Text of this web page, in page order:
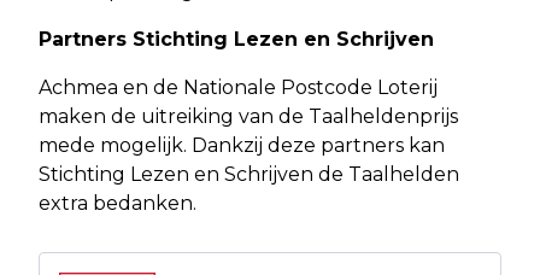
Partners Stichting Lezen en Schrijven
Achmea en de Nationale Postcode Loterij
maken de uitreiking van de Taalheldenprijs
mede mogelijk. Dankzij deze partners kan
Stichting Lezen en Schrijven de Taalhelden
extra bedanken.